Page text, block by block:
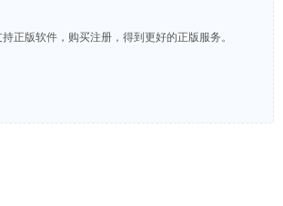
正版软件，购买注册，得到更好的正版服务。